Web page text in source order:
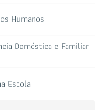
Humanos
Doméstica e Familiar
Escola